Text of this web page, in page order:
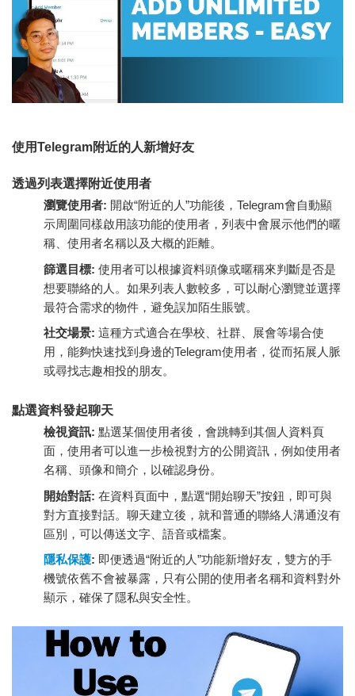
使用Telegram附近的人新增好友
透過列表選擇附近使用者
瀏覽使用者: 開啟“附近的人”功能後，Telegram會自動顯
示周圍同樣啟用該功能的使用者，列表中會展示他們的暱
稱、使用者名稱以及大概的距離。
篩選目標: 使用者可以根據資料頭像或暱稱來判斷是否是
想要聯絡的人。如果列表人數較多，可以耐心瀏覽並選擇
最符合需求的物件，避免誤加陌生賬號。
社交場景: 這種方式適合在學校、社群、展會等場合使
用，能夠快速找到身邊的Telegram使用者，從而拓展人脈
或尋找志趣相投的朋友。
點選資料發起聊天
檢視資訊: 點選某個使用者後，會跳轉到其個人資料頁
面，使用者可以進一步檢視對方的公開資訊，例如使用者
名稱、頭像和簡介，以確認身份。
開始對話: 在資料頁面中，點選“開始聊天”按鈕，即可與
對方直接對話。聊天建立後，就和普通的聯絡人溝通沒有
區別，可以傳送文字、語音或檔案。
隱私保護: 即便透過“附近的人”功能新增好友，雙方的手
機號依舊不會被暴露，只有公開的使用者名稱和資料對外
顯示，確保了隱私與安全性。